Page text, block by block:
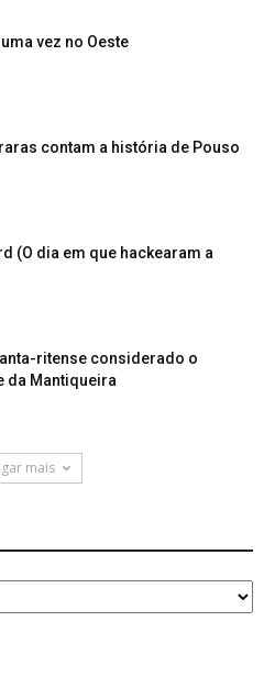
vez no Oeste
contam a história de Pouso
(O dia em que hackearam a
ritense considerado o
da Mantiqueira
mais